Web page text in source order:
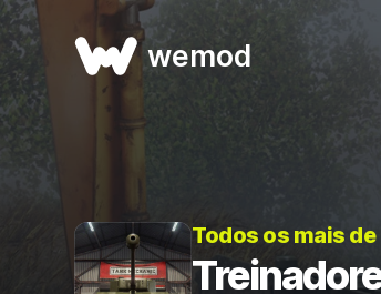
wemod
Todos os mais